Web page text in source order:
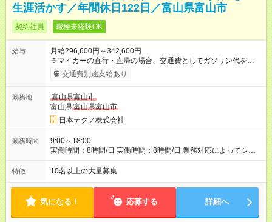
生涯活かす／年間休日122日／富山県富山市
契約社員 職種未経験OK
給与
月給296,600円～342,600円
※マイカーの直行・直帰の場合、交通費としてガソリン代を支給
します。 【試用期間】試用期間あり 試用期間の長さ：3ヶ月 雇
用形態、給与は本採用時と同じです。
交通費別途支給あり
勤務地
富山県富山市
富山県富山県富山市
日本テクノ株式会社
勤務時間
9:00～18:00
実働時間：8時間/日 実働時間：8時間/日 業務対応によってシフ
ト勤務もあります 勤務状況によっては土日祝日の作業出勤あ
り。 その場合、振替/代休の取得をして頂きます。
特徴 10名以上の大量募集
気になる！ 応募する 詳細へ